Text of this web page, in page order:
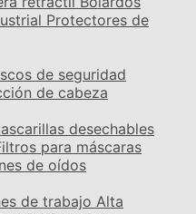
Protectores de
de seguridad
de cabeza
desechables
para máscaras
de oídos
de trabajo Alta